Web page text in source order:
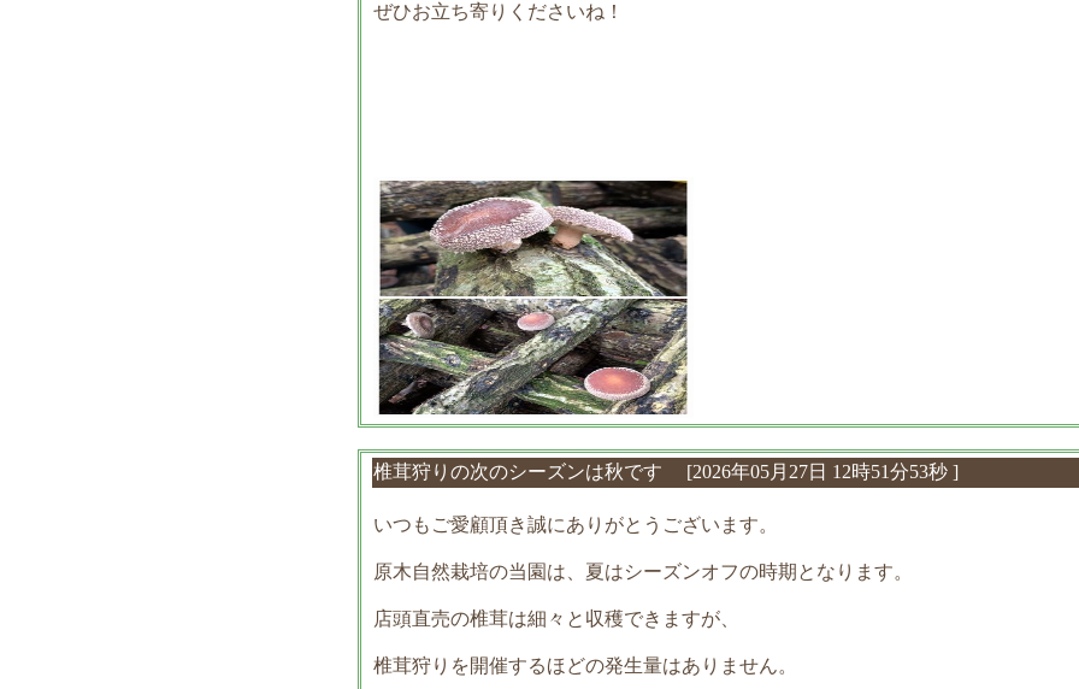
ぜひお立ち寄りくださいね！
椎茸狩りの次のシーズンは秋です [2026年05月27日 12時51分53秒 ]
いつもご愛顧頂き誠にありがとうございます。
原木自然栽培の当園は、夏はシーズンオフの時期となります。
店頭直売の椎茸は細々と収穫できますが、
椎茸狩りを開催するほどの発生量はありません。